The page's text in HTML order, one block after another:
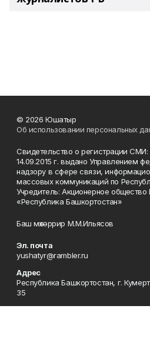
© 2026 Юшатыр
Об использовании персональных
Свидетельство о регистрации
14.09.2015 г. выдано Управлением
надзору в сфере связи,
массовых коммуникаций по
Учредитель: Акционерное
«Республика Башкортостан»
Баш мөхәррир М.М.Ильясов
Эл. почта
yushatyr@rambler.ru
Адрес
Республика Башкортостан, г.
35